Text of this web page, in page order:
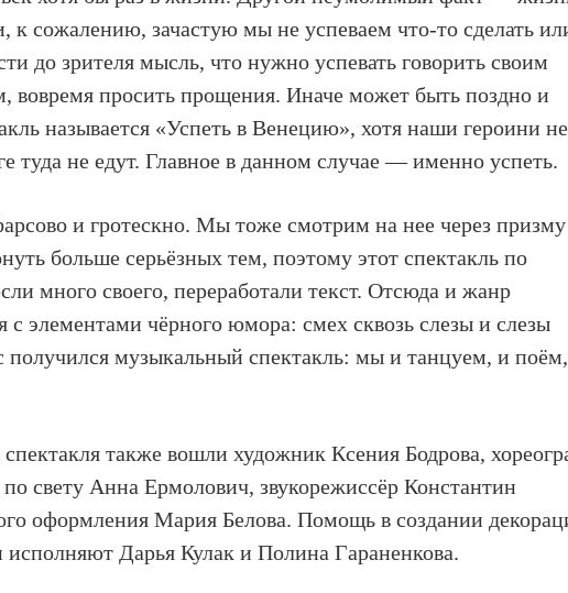
к сожалению, зачастую мы не успеваем что-то сделать
до зрителя мысль, что нужно успевать говорить своим
просить прощения. Иначе может быть поздно и
называется «Успеть в Венецию», хотя наши героини не
туда не едут. Главное в данном случае — именно успеть.
и гротескно. Мы тоже смотрим на нее через призму
больше серьёзных тем, поэтому этот спектакль по
много своего, переработали текст. Отсюда и жанр
с элементами чёрного юмора: смех сквозь слезы и слезы
получился музыкальный спектакль: мы и танцуем, и
также вошли художник Ксения Бодрова,
свету Анна Ермолович, звукорежиссёр Константин
оформления Мария Белова. Помощь в создании
Дарья Кулак и Полина Гараненкова.